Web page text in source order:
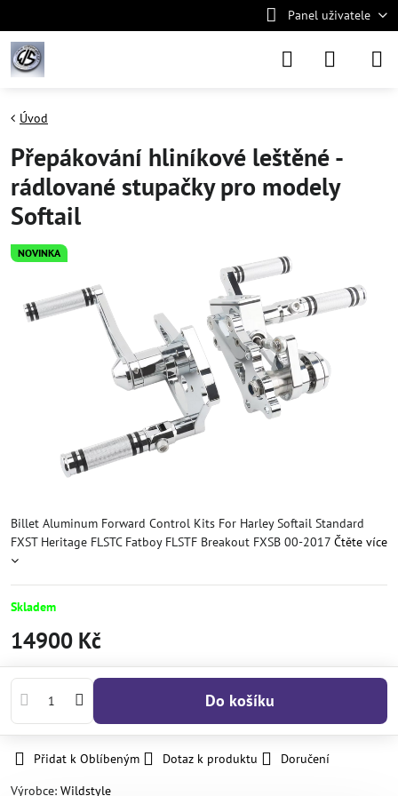
Panel uživatele
NOVINKA
Úvod
Přepákování hliníkové leštěné -
rádlované stupačky pro modely
Softail
Billet Aluminum Forward Control Kits For Harley Softail Standard
FXST Heritage FLSTC Fatboy FLSTF Breakout FXSB 00-2017 Čtěte více
Skladem
14900 Kč
Do košíku
Přidat k Oblíbeným Dotaz k produktu
Doručení
Výrobce: Wildstyle